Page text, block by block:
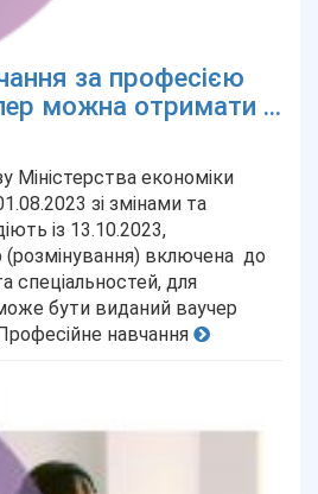
за професією
можна отримати ...
Міністерства економіки
зі змінами та
із 13.10.2023,
(розмінування) включена до
спеціальностей, для
бути виданий ваучер
навчання